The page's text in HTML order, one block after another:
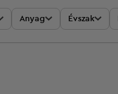
Anyag Évszak